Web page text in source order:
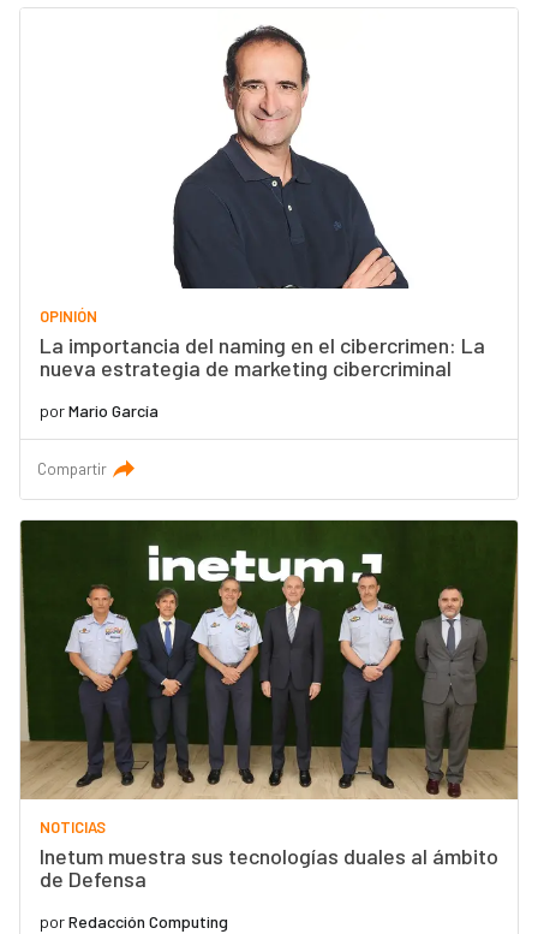
OPINIÓN
La importancia del naming en el cibercrimen: La
nueva estrategia de marketing cibercriminal
porMario García
Compartir
NOTICIAS
Inetum muestra sus tecnologías duales al ámbito
de Defensa
porRedacción Computing